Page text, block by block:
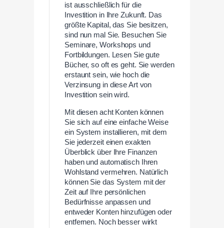
ist ausschließlich für die
Investition in Ihre Zukunft. Das
größte Kapital, das Sie besitzen,
sind nun mal Sie. Besuchen Sie
Seminare, Workshops und
Fortbildungen. Lesen Sie gute
Bücher, so oft es geht. Sie werden
erstaunt sein, wie hoch die
Verzinsung in diese Art von
Investition sein wird.
Mit diesen acht Konten können
Sie sich auf eine einfache Weise
ein System installieren, mit dem
Sie jederzeit einen exakten
Überblick über Ihre Finanzen
haben und automatisch Ihren
Wohlstand vermehren. Natürlich
können Sie das System mit der
Zeit auf Ihre persönlichen
Bedürfnisse anpassen und
entweder Konten hinzufügen oder
entfernen. Noch besser wirkt